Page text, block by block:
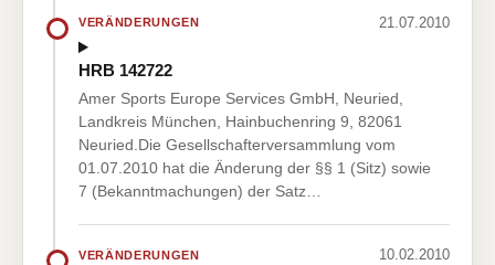
VERÄNDERUNGEN 21.07.2010
HRB 142722
Amer Sports Europe Services GmbH, Neuried,
Landkreis München, Hainbuchenring 9, 82061
Neuried.Die Gesellschafterversammlung vom
01.07.2010 hat die Änderung der §§ 1 (Sitz) sowie
7 (Bekanntmachungen) der Satz…
VERÄNDERUNGEN 10.02.2010